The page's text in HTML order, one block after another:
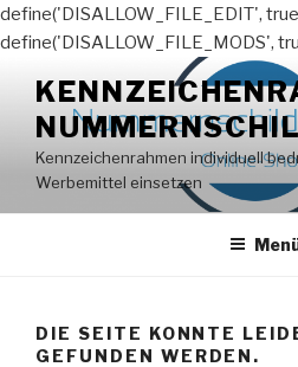
define('DISALLOW_FILE_EDIT',
define('DISALLOW_FILE_MODS',
Inhalt
springen
Kennzeichenrahmen individuell
Werbemittel einsetzen
DIE SEITE KONNTE
GEFUNDEN WERDEN.